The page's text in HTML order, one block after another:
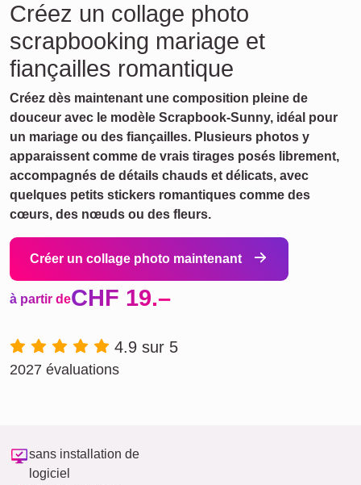
Créez un collage photo
scrapbooking mariage et
fiançailles romantique
Créez dès maintenant une composition pleine de
douceur avec le modèle Scrapbook-Sunny, idéal pour
un mariage ou des fiançailles. Plusieurs photos y
apparaissent comme de vrais tirages posés librement,
accompagnés de détails chauds et délicats, avec
quelques petits stickers romantiques comme des
cœurs, des nœuds ou des fleurs.
Créer un collage photo maintenant
à partir deCHF 19.–
4.9 sur 5
2027 évaluations
sans installation de
logiciel